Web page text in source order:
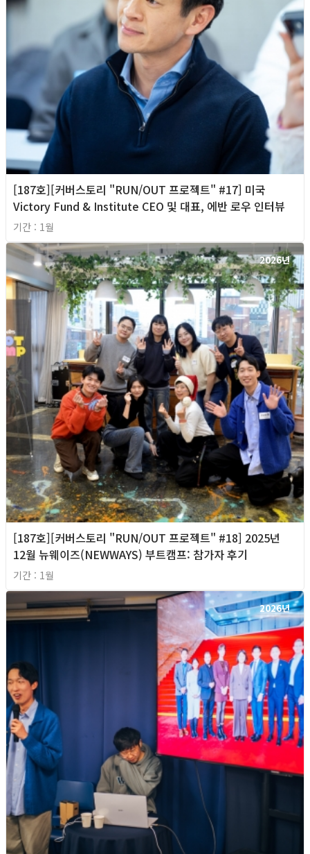
[187호][커버스토리 "RUN/OUT 프로젝트" #17] 미국
Victory Fund & Institute CEO 및 대표, 에반 로우 인터뷰
기간 : 1월
2026년
[187호][커버스토리 "RUN/OUT 프로젝트" #18] 2025년
12월 뉴웨이즈(NEWWAYS) 부트캠프: 참가자 후기
기간 : 1월
2026년